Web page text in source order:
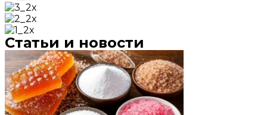
Статьи и новости